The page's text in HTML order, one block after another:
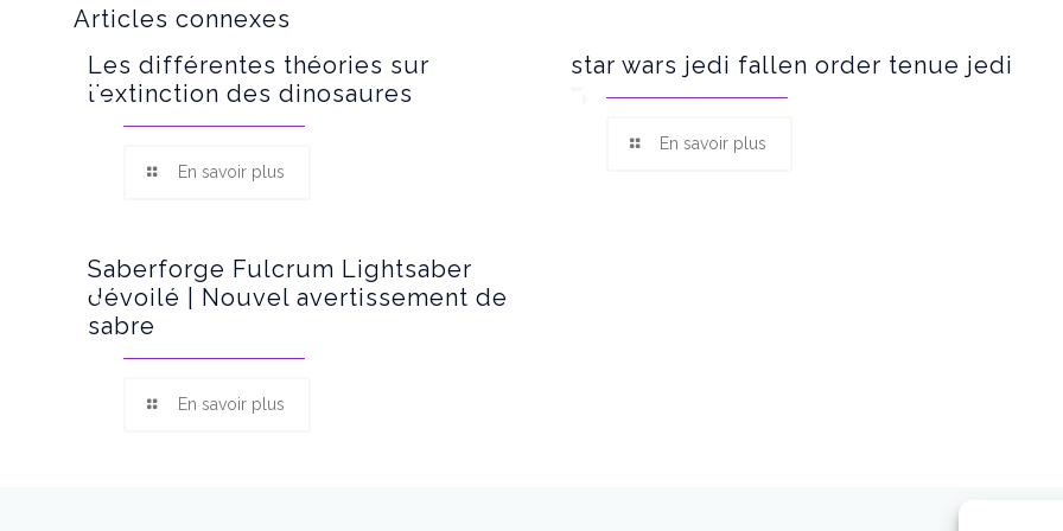
Articles connexes
Les différentes théories sur
l’extinction des dinosaures
En savoir plus
star wars jedi fallen order tenue jedi
En savoir plus
Saberforge Fulcrum Lightsaber
dévoilé | Nouvel avertissement de
sabre
En savoir plus